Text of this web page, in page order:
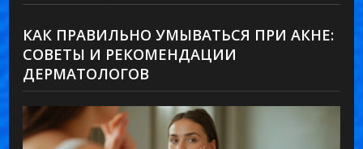
КАК ПРАВИЛЬНО УМЫВАТЬСЯ ПРИ АКНЕ:
СОВЕТЫ И РЕКОМЕНДАЦИИ
ДЕРМАТОЛОГОВ